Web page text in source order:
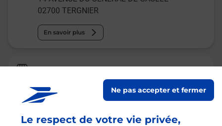
Le respect de votre vie privée,
Ne pas accepter et fermer
02700 TERGNIER
En savoir plus
Relais Pickup
LE FOURNIL DE SOPHIE
54 RUE DE CHATEAUDUN